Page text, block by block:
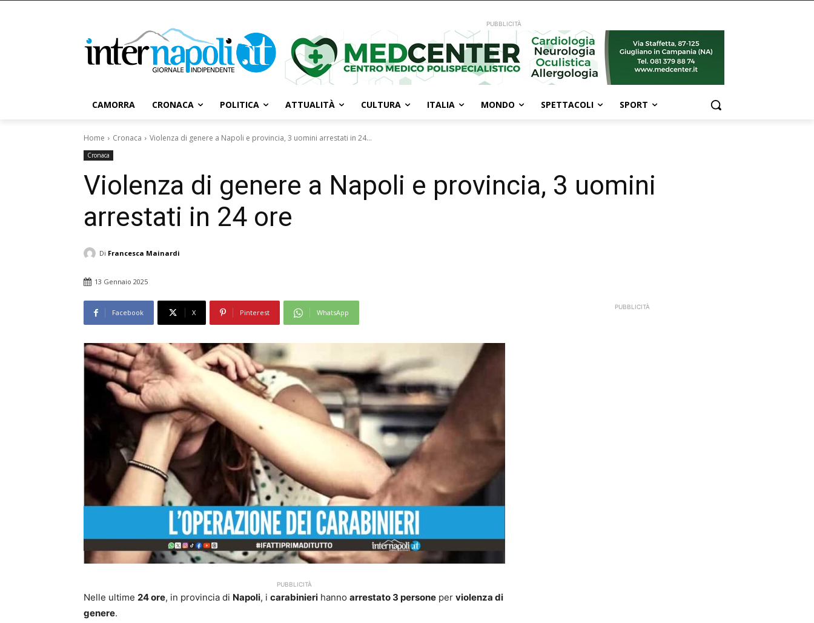
PUBBLICITÀ
CAMORRA CRONACA POLITICA ATTUALITÀ CULTURA ITALIA MONDO SPETTACOLI SPORT
Home Cronaca Violenza di genere a Napoli e provincia, 3 uomini arrestati in 24...
Cronaca
Violenza di genere a Napoli e provincia, 3 uomini
arrestati in 24 ore
Di Francesca Mainardi
13 Gennaio 2025
Facebook X Pinterest WhatsApp
PUBBLICITÀ
Nelle ultime 24 ore, in provincia di Napoli, i carabinieri hanno arrestato 3 persone per violenza di
genere.
PUBBLICITÀ